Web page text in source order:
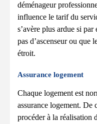
déménageur
influence le tarif du
s’avère plus ardue si
pas d’ascenseur ou que
étroit.
Assurance logement
Chaque logement est
assurance logement. De
procéder à la réalisation